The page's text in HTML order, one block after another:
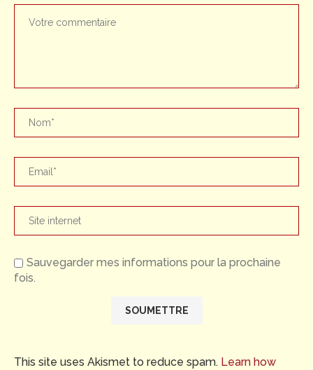
Sauvegarder mes informations pour la prochaine
fois.
This site uses Akismet to reduce spam. Learn how